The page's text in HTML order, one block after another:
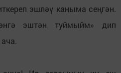
эшләү каныма сеңгән.
эштән туймыйм» дип